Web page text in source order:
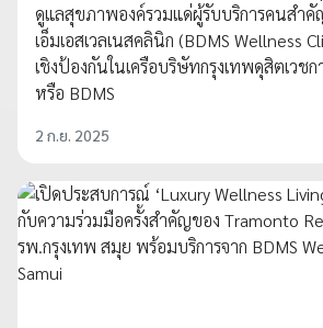
ดูแลสุขภาพองค์รวมแด่ผู้รับบริการคนสำคั
เอ็มเอสเวลเนสคลินิก (BDMS Wellness
เชิงป้องกันในเครือบริษัทกรุงเทพดุสิตเวช
หรือ BDMS
2 ก.ย. 2025